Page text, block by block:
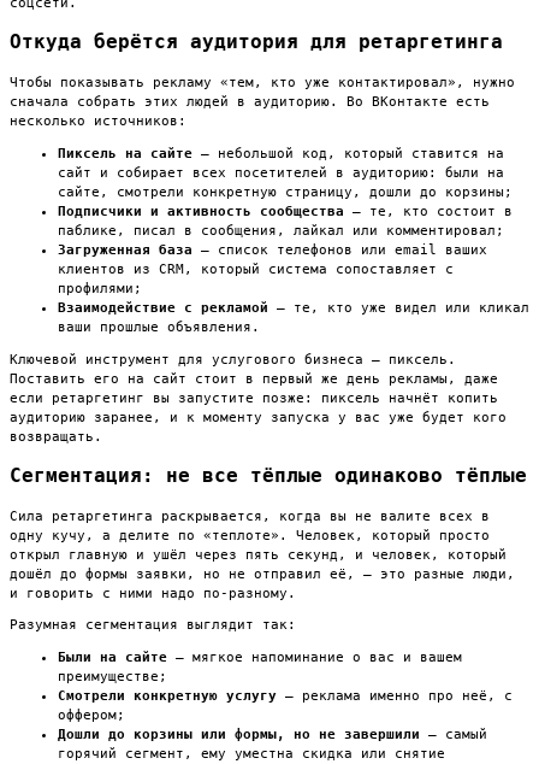
Откуда берётся аудитория для ретаргетинга
Чтобы показывать рекламу «тем, кто уже контактировал», нужно
сначала собрать этих людей в аудиторию. Во ВКонтакте есть
несколько источников:
Пиксель на сайте — небольшой код, который ставится на
сайт и собирает всех посетителей в аудиторию: были на
сайте, смотрели конкретную страницу, дошли до корзины;
Подписчики и активность сообщества — те, кто состоит в
паблике, писал в сообщения, лайкал или комментировал;
Загруженная база — список телефонов или email ваших
клиентов из CRM, который система сопоставляет с
профилями;
Взаимодействие с рекламой — те, кто уже видел или кликал
ваши прошлые объявления.
Ключевой инструмент для услугового бизнеса — пиксель.
Поставить его на сайт стоит в первый же день рекламы, даже
если ретаргетинг вы запустите позже: пиксель начнёт копить
аудиторию заранее, и к моменту запуска у вас уже будет кого
возвращать.
Сегментация: не все тёплые одинаково тёплые
Сила ретаргетинга раскрывается, когда вы не валите всех в
одну кучу, а делите по «теплоте». Человек, который просто
открыл главную и ушёл через пять секунд, и человек, который
дошёл до формы заявки, но не отправил её, — это разные люди,
и говорить с ними надо по-разному.
Разумная сегментация выглядит так:
Были на сайте — мягкое напоминание о вас и вашем
преимуществе;
Смотрели конкретную услугу — реклама именно про неё, с
оффером;
Дошли до корзины или формы, но не завершили — самый
горячий сегмент, ему уместна скидка или снятие